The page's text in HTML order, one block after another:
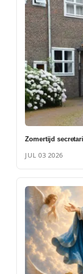
Zomertijd
JUL 03 2026